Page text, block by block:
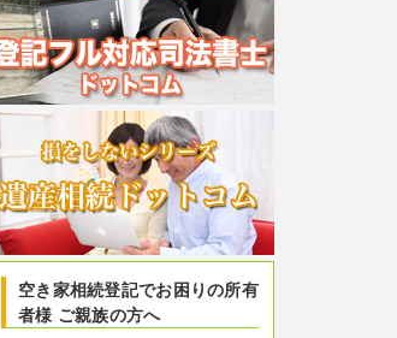
空き家相続登記でお困りの所有
者様 ご親族の方へ